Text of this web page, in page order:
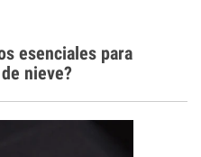
esenciales para
nieve?